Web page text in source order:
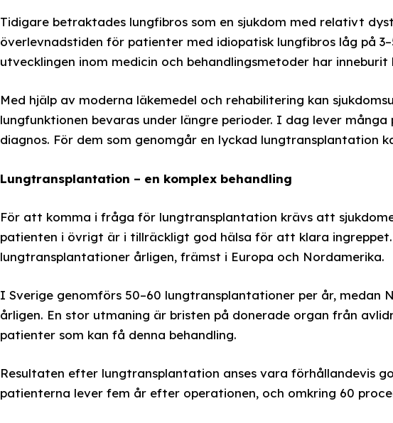
Tidigare betraktades lungfibros som en sjukdom med relativt
överlevnadstiden för patienter med idiopatisk lungfibros låg på
utvecklingen inom medicin och behandlingsmetoder har
Med hjälp av moderna läkemedel och rehabilitering kan
lungfunktionen bevaras under längre perioder. I dag lever
diagnos. För dem som genomgår en lyckad lungtransplantation
Lungtransplantation – en komplex behandling
För att komma i fråga för lungtransplantation krävs att
patienten i övrigt är i tillräckligt god hälsa för att klara
lungtransplantationer årligen, främst i Europa och Nordamerika.
I Sverige genomförs 50–60 lungtransplantationer per år, medan
årligen. En stor utmaning är bristen på donerade organ från
patienter som kan få denna behandling.
Resultaten efter lungtransplantation anses vara förhållandevis
patienterna lever fem år efter operationen, och omkring 60